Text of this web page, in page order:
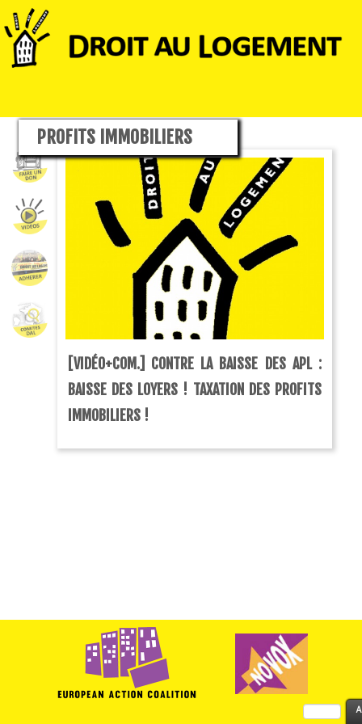
PROFITS IMMOBILIERS
[VIDÉO+COM.] CONTRE LA BAISSE DES APL :
BAISSE DES LOYERS ! TAXATION DES PROFITS
IMMOBILIERS !
Rechercher :